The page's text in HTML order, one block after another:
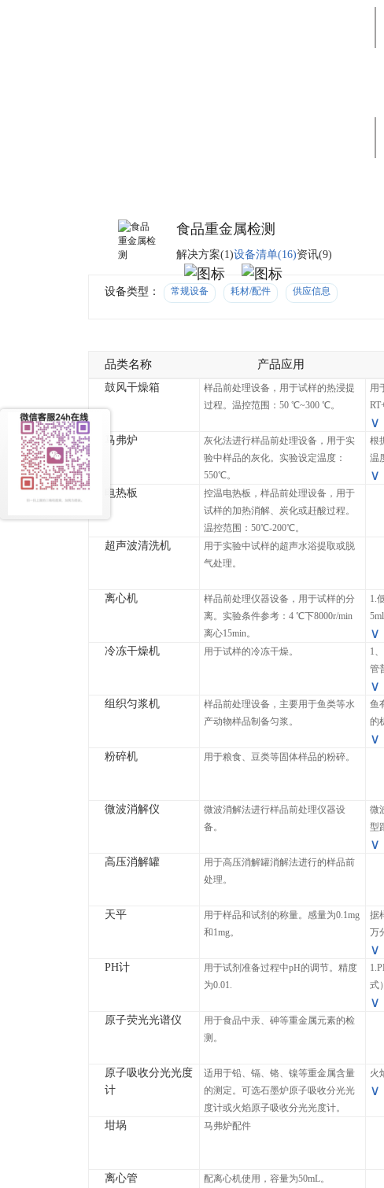
食品重金属检测
解决方案(1)设备清单(16)资讯(9)
设备类型： 常规设备 耗材/配件 供应信息
品类名称 产品应用
鼓风干燥箱
样品前处理设备，用于试样的热浸提
过程。温控范围：50 ℃~300 ℃。
用
∨
马弗炉
灰化法进行样品前处理设备，用于实
验中样品的灰化。实验设定温度：
550℃。
根
温
∨
电热板
控温电热板，样品前处理设备，用于
试样的加热消解、炭化或赶酸过程。
温控范围：50℃-200℃。
超声波清洗机
用于实验中试样的超声水浴提取或脱
气处理。
离心机
样品前处理仪器设备，用于试样的分
离。实验条件参考：4 ℃下8000r/min
离心15min。
1.
∨
冷冻干燥机 用于试样的冷冻干燥。
1
管
∨
组织匀浆机
样品前处理设备，主要用于鱼类等水
产动物样品制备匀浆。
鱼
的
∨
粉碎机 用于粮食、豆类等固体样品的粉碎。
微波消解仪
微波消解法进行样品前处理仪器设
备。
微
型
∨
高压消解罐
用于高压消解罐消解法进行的样品前
处理。
天平
用于样品和试剂的称量。感量为0.1mg
和1mg。
据
万
∨
PH计
用于试剂准备过程中pH的调节。精度
为0.01.
式
∨
原子荧光光谱仪
用于食品中汞、砷等重金属元素的检
测。
原子吸收分光光度
计
适用于铅、镉、铬、镍等重金属含量
的测定。可选石墨炉原子吸收分光光
度计或火焰原子吸收分光光度计。
火
∨
坩埚 马弗炉配件
离心管 配离心机使用，容量为50mL。